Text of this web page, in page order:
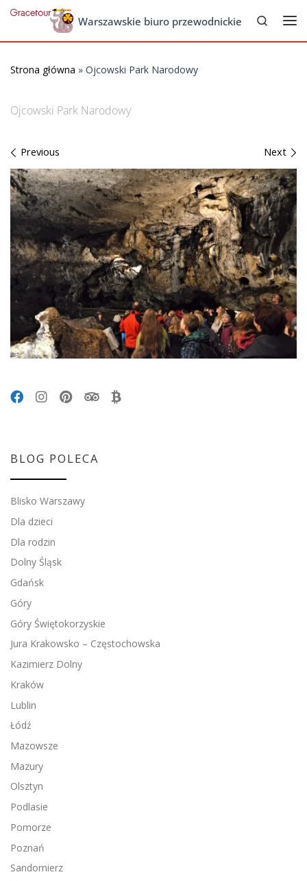
Skip to contentWarszawskie biuro przewodnickie
Search
Strona główna » Ojcowski Park Narodowy
Ojcowski Park Narodowy
Images navigation
Previous Next
BLOG POLECA
Blisko Warszawy
Dla dzieci
Dla rodzin
Dolny Śląsk
Gdańsk
Góry
Góry Świętokorzyskie
Jura Krakowsko – Częstochowska
Kazimierz Dolny
Kraków
Lublin
Łódź
Mazowsze
Mazury
Olsztyn
Podlasie
Pomorze
Poznań
Sandomierz